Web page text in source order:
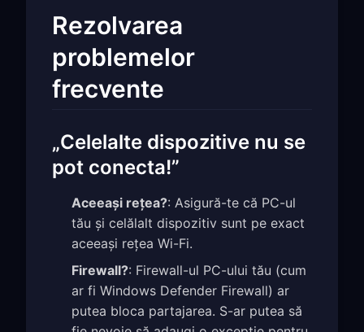
Rezolvarea
problemelor
frecvente
„Celelalte dispozitive nu se
pot conecta!”
Aceeași rețea?: Asigură-te că PC-ul
tău și celălalt dispozitiv sunt pe exact
aceeași rețea Wi-Fi.
Firewall?: Firewall-ul PC-ului tău (cum
ar fi Windows Defender Firewall) ar
putea bloca partajarea. S-ar putea să